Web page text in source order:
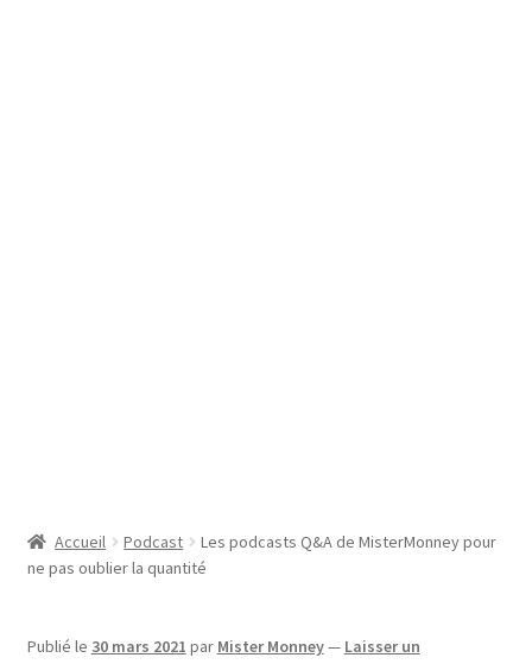
Accueil Podcast
Les podcasts Q&A de MisterMonney pour
ne pas oublier la quantité
Publié le 30 mars 2021 par Mister Monney— Laisser un